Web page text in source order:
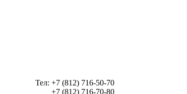
Тел: +7 (812) 716-50-70
+7 (812) 716-70-80